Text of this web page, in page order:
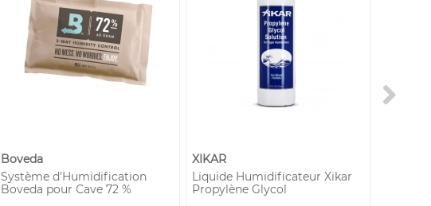
Boveda
Système d'Humidification
Boveda pour Cave 72 %
XIKAR
Liquide Humidificateur Xikar
Propylène Glycol